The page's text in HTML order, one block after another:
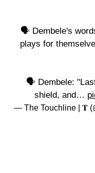
🗣️ Dembele's
plays for
🗣️ Dembele:
shield, and…
— The Touchline | 𝐓